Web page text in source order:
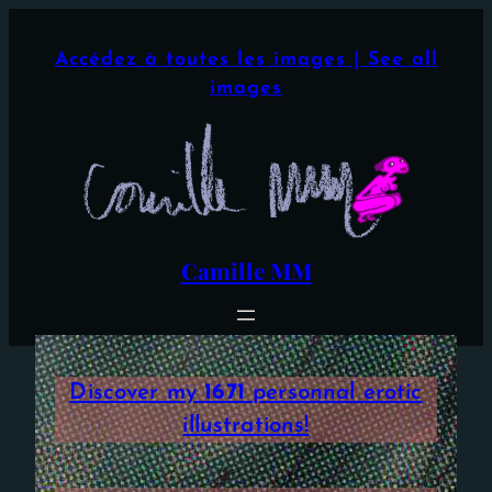
Accédez à toutes les images | See all
images
Camille MM
Discover my1671personnal erotic
illustrations!